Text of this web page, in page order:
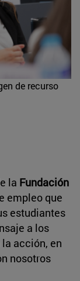
de recurso
la Fundación
empleo que
estudiantes
a los
acción, en
nosotros